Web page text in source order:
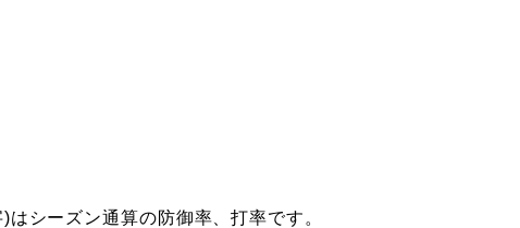
シーズン通算の防御率、打率です。